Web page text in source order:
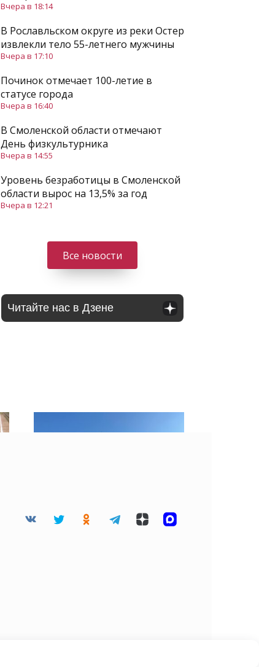
Вчера в 18:14
В Рославльском округе из реки Остер
извлекли тело 55-летнего мужчины
Вчера в 17:10
Починок отмечает 100-летие в
статусе города
Вчера в 16:40
В Смоленской области отмечают
День физкультурника
Вчера в 14:55
Уровень безработицы в Смоленской
области вырос на 13,5% за год
Вчера в 12:21
Все новости
Читайте нас в Дзене
«Хорошие» облака